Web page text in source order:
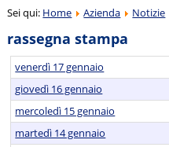
Sei qui: Home Azienda Notizie
rassegna stampa
venerdì 17 gennaio
giovedì 16 gennaio
mercoledì 15 gennaio
martedì 14 gennaio